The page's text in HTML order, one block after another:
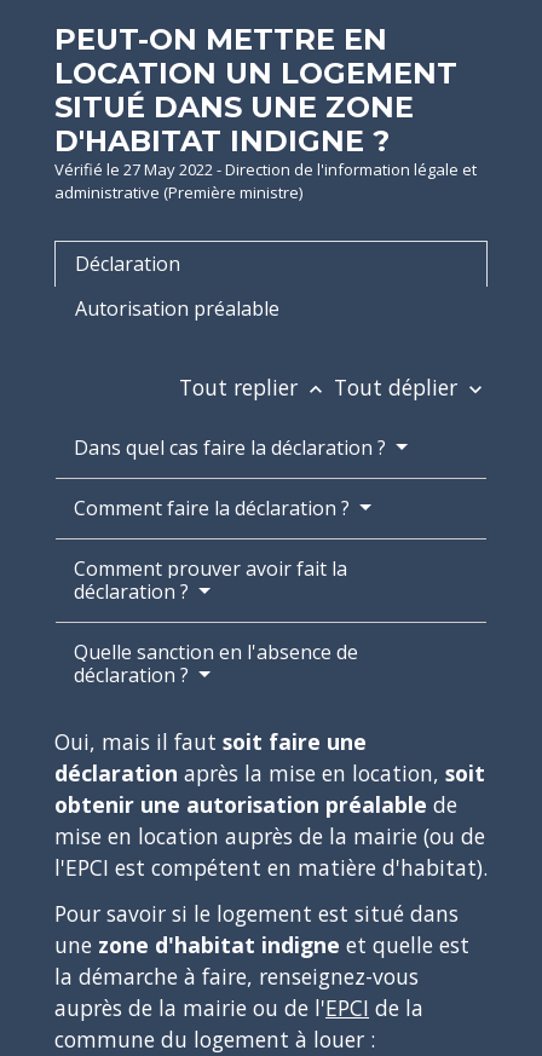
PEUT-ON METTRE EN
LOCATION UN LOGEMENT
SITUÉ DANS UNE ZONE
D'HABITAT INDIGNE ?
Vérifié le 27 May 2022 - Direction de l'information légale et
administrative (Première ministre)
Déclaration
Autorisation préalable
Tout replier keyboard_arrow_up Tout déplier keyboard_arrow_down
Dans quel cas faire la déclaration ?
Comment faire la déclaration ?
Comment prouver avoir fait la
déclaration ?
Quelle sanction en l'absence de
déclaration ?
Oui, mais il faut soit faire une
déclaration après la mise en location, soit
obtenir une autorisation préalable de
mise en location auprès de la mairie (ou de
l'EPCI est compétent en matière d'habitat).
Pour savoir si le logement est situé dans
une zone d'habitat indigne et quelle est
la démarche à faire, renseignez-vous
auprès de la mairie ou de l'EPCI de la
commune du logement à louer :